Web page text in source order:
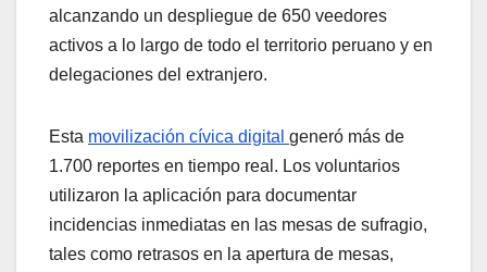
alcanzando un despliegue de 650 veedores
activos a lo largo de todo el territorio peruano y en
delegaciones del extranjero.
Esta movilización cívica digital generó más de
1.700 reportes en tiempo real. Los voluntarios
utilizaron la aplicación para documentar
incidencias inmediatas en las mesas de sufragio,
tales como retrasos en la apertura de mesas,